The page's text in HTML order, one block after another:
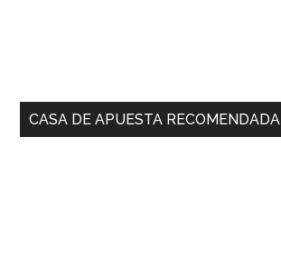
CASA DE APUESTA RECOMENDADA